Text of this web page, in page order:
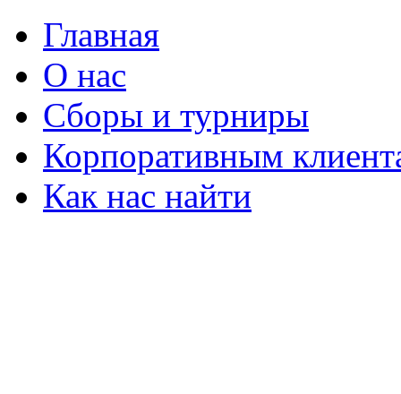
Главная
О нас
Сборы и турниры
Корпоративным
Как нас найти